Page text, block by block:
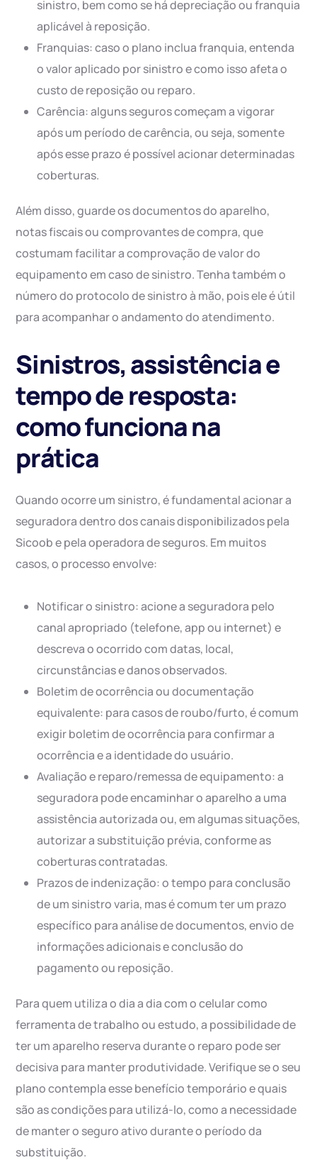
sinistro, bem como se há depreciação ou franquia
aplicável à reposição.
Franquias: caso o plano inclua franquia, entenda
o valor aplicado por sinistro e como isso afeta o
custo de reposição ou reparo.
Carência: alguns seguros começam a vigorar
após um período de carência, ou seja, somente
após esse prazo é possível acionar determinadas
coberturas.
Além disso, guarde os documentos do aparelho,
notas fiscais ou comprovantes de compra, que
costumam facilitar a comprovação de valor do
equipamento em caso de sinistro. Tenha também o
número do protocolo de sinistro à mão, pois ele é útil
para acompanhar o andamento do atendimento.
Sinistros, assistência e
tempo de resposta:
como funciona na
prática
Quando ocorre um sinistro, é fundamental acionar a
seguradora dentro dos canais disponibilizados pela
Sicoob e pela operadora de seguros. Em muitos
casos, o processo envolve:
Notificar o sinistro: acione a seguradora pelo
canal apropriado (telefone, app ou internet) e
descreva o ocorrido com datas, local,
circunstâncias e danos observados.
Boletim de ocorrência ou documentação
equivalente: para casos de roubo/furto, é comum
exigir boletim de ocorrência para confirmar a
ocorrência e a identidade do usuário.
Avaliação e reparo/remessa de equipamento: a
seguradora pode encaminhar o aparelho a uma
assistência autorizada ou, em algumas situações,
autorizar a substituição prévia, conforme as
coberturas contratadas.
Prazos de indenização: o tempo para conclusão
de um sinistro varia, mas é comum ter um prazo
específico para análise de documentos, envio de
informações adicionais e conclusão do
pagamento ou reposição.
Para quem utiliza o dia a dia com o celular como
ferramenta de trabalho ou estudo, a possibilidade de
ter um aparelho reserva durante o reparo pode ser
decisiva para manter produtividade. Verifique se o seu
plano contempla esse benefício temporário e quais
são as condições para utilizá-lo, como a necessidade
de manter o seguro ativo durante o período da
substituição.